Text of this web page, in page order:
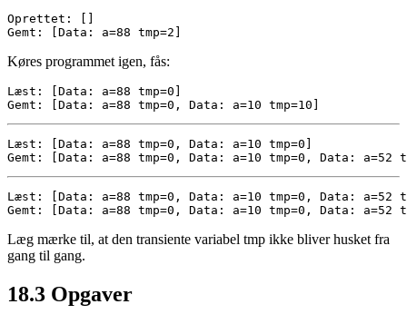
Oprettet: []
Gemt: [Data: a=88 tmp=2]
Køres programmet igen, fås:
Læst: [Data: a=88 tmp=0]
Gemt: [Data: a=88 tmp=0, Data: a=10 tmp=10]
Læst: [Data: a=88 tmp=0, Data: a=10 tmp=0]
Gemt: [Data: a=88 tmp=0, Data: a=10 tmp=0, Data: a=52
Læst: [Data: a=88 tmp=0, Data: a=10 tmp=0, Data: a=52
Gemt: [Data: a=88 tmp=0, Data: a=10 tmp=0, Data: a=52
Læg mærke til, at den transiente variabel tmp ikke bliver husket fra
gang til gang.
18.3 Opgaver